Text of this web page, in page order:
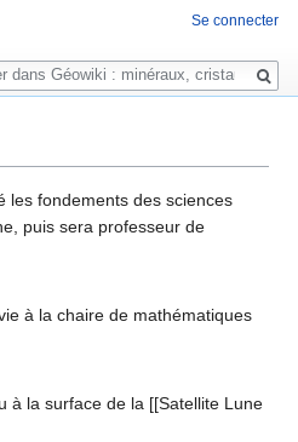
les fondements des sciences
puis sera professeur de
à la chaire de mathématiques
à la surface de la [[Satellite Lune
Se connecter